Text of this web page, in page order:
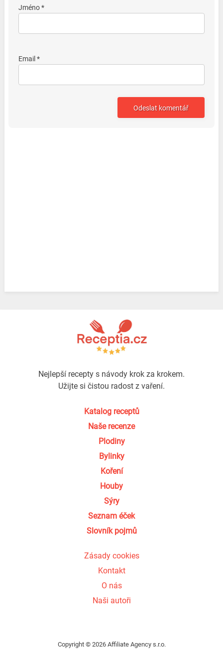
Jméno *
Email *
Nejlepší recepty s návody krok za krokem.
Užijte si čistou radost z vaření.
Katalog receptů
Naše recenze
Plodiny
Bylinky
Koření
Houby
Sýry
Seznam éček
Slovník pojmů
Zásady cookies
Kontakt
O nás
Naši autoři
Copyright © 2026 Affiliate Agency s.r.o.